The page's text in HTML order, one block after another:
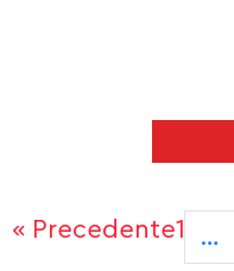
« Precedente1 …